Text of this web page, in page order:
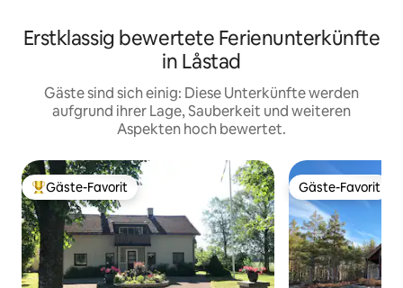
Erstklassig bewertete Ferienunterkünfte
in Låstad
Gäste sind sich einig: Diese Unterkünfte werden
aufgrund ihrer Lage, Sauberkeit und weiteren
Aspekten hoch bewertet.
Beliebter Gäste-Favorit.
Gäste-Favorit Gäste-Favorit
Gäste-Favorit